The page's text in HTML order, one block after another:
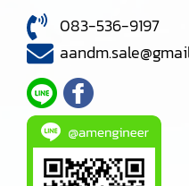
083-536-9197